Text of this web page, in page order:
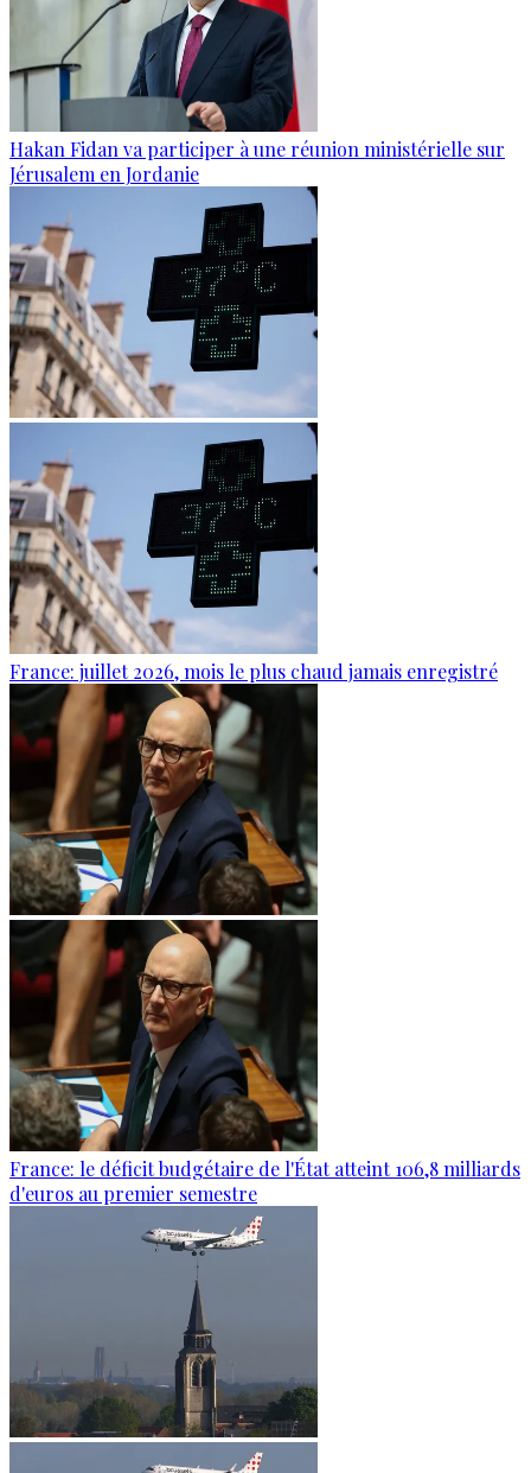
Hakan Fidan va participer à une réunion ministérielle sur
Jérusalem en Jordanie
France: juillet 2026, mois le plus chaud jamais enregistré
France: le déficit budgétaire de l'État atteint 106,8 milliards
d'euros au premier semestre